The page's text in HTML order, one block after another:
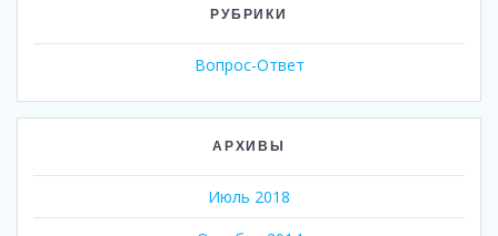
РУБРИКИ
Вопрос-Ответ
АРХИВЫ
Июль 2018